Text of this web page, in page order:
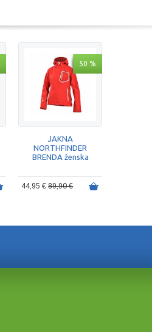
50 %
JAKNA
NORTHFINDER
BRENDA ženska
44,95 €89,90 €